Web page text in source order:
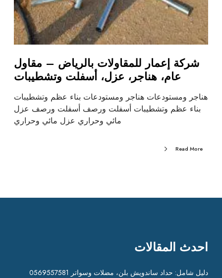
شركة إعمار للمقاولات بالرياض – مقاول
عام، هناجر، عزل، أسفلت وتشطيبات
هناجر ومستودعات هناجر ومستودعات بناء عظم وتشطيبات
بناء عظم وتشطيبات أسفلت ورصف أسفلت ورصف عزل
مائي وحراري عزل مائي وحراري
Read More
احدث المقالات
دليل شامل: حداد ساندويش بلن، مضلات وسواتر 0569557581